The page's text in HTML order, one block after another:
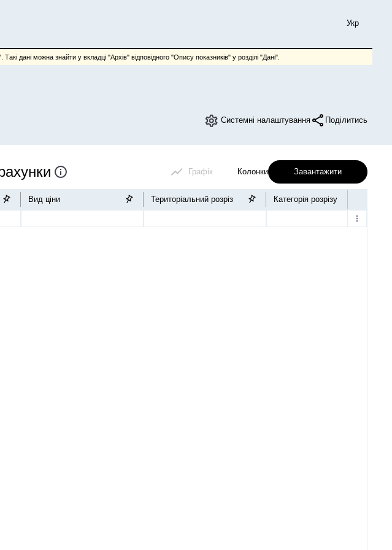
Укр
дані можна знайти у вкладці "Архів" відповідного "Опису показників" у розділі "Дані".
Системні налаштування Поділитись
Графік Колонки Завантажити
Вид ціни Територіальний розріз Категорія розрізу